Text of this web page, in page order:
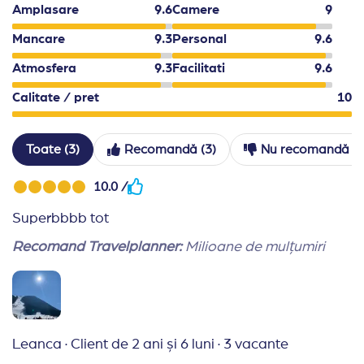
In functie de conditiile meteo sau de capacitatea de
Amplasare
9.6Camere 9
Mancare 9.3Personal 9.6
Atmosfera 9.3Facilitati 9.6
Calitate / pret 10
Toate (3) Recomandă (3) Nu recomandă
10.0 /
Superbbbb tot
Recomand Travelplanner: Milioane de mulțumiri
Leanca · Client de 2 ani și 6 luni · 3 vacante